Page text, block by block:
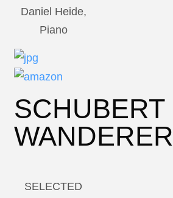
Daniel Heide,
Piano
SCHUBERT
WANDERER
SELECTED